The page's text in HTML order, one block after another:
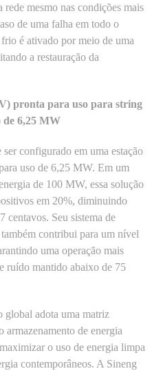
mesmo nas condições mais
de uma falha em todo o
é ativado por meio de uma
a restauração da
pronta para uso para string
de 6,25 MW
configurado em uma estação
uso de 6,25 MW. Em um
de 100 MW, essa solução
em 20%, diminuindo
centavos. Seu sistema de
contribui para um nível
uma operação mais
ruído mantido abaixo de 75
global adota uma matriz
armazenamento de energia
o uso de energia limpa
contemporâneos. A Sineng